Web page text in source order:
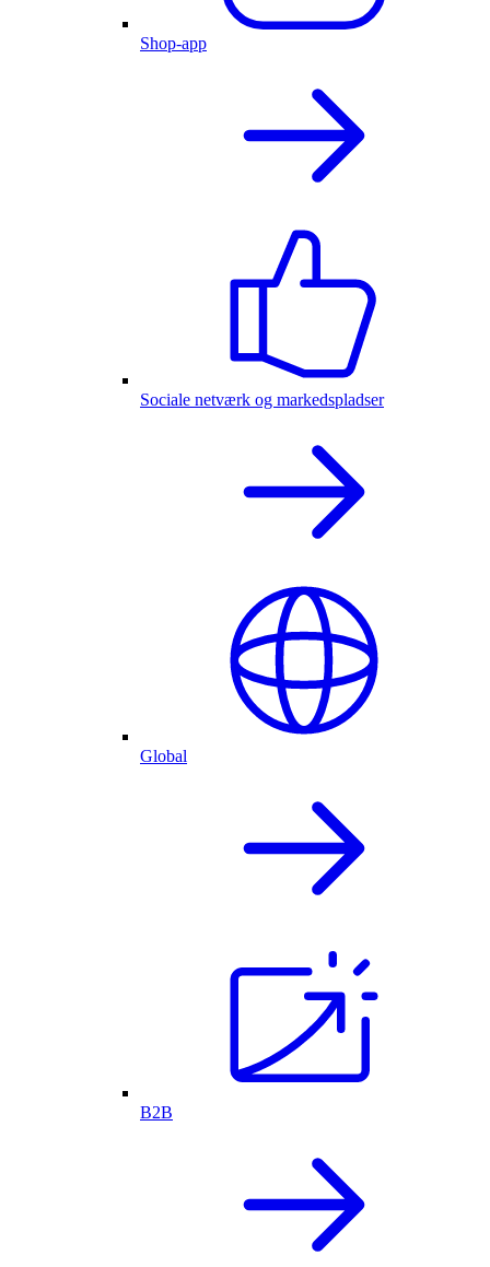
Shop-app
Sociale netværk og markedspladser
Global
B2B